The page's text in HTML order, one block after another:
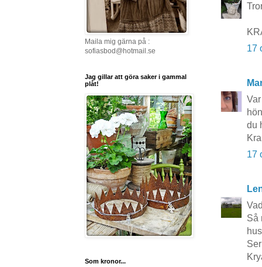
17
du
17
Så
Maila mig gärna på :
sofiasbod@hotmail.se
Jag gillar att göra saker i gammal
plåt!
Som kronor...